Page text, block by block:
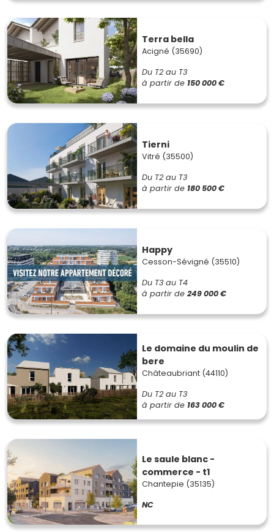
Terra bella
Acigné (35690)
Du T2 au T3
à partir de 150 000 €
Tierni
Vitré (35500)
Du T2 au T3
à partir de 180 500 €
Happy
Cesson-Sévigné (35510)
Du T3 au T4
à partir de 249 000 €
Le domaine du moulin de
bere
Châteaubriant (44110)
Du T2 au T3
à partir de 163 000 €
Le saule blanc -
commerce - t1
Chantepie (35135)
NC